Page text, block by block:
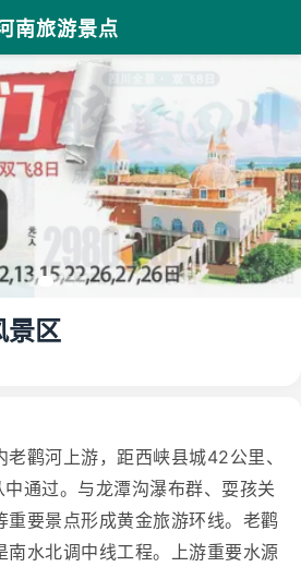
南旅游景点
景区
鹳河上游，距西峡县城42公里、
通过。与龙潭沟瀑布群、耍孩关
重要景点形成黄金旅游环线。老鹳
南水北调中线工程。上游重要水源